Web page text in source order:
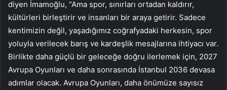
diyen İmamoğlu, “Ama spor, sınırları ortadan kaldırır,
kültürleri birleştirir ve insanları bir araya getirir. Sadece
kentimizin değil, yaşadığımız coğrafyadaki herkesin, spor
yoluyla verilecek barış ve kardeşlik mesajlarına ihtiyacı var.
Birlikte daha güçlü bir geleceğe doğru ilerlemek için, 2027
Avrupa Oyunları ve daha sonrasında İstanbul 2036 devasa
adımlar olacak. Avrupa Oyunları, daha önümüze sayısız